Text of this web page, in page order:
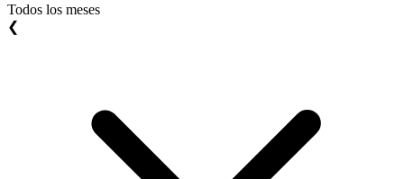
Todos los meses
❮